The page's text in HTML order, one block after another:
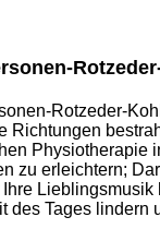
Rotzeder-
Richtungen
Physiotherapie
zu erleichtern;
des Tages